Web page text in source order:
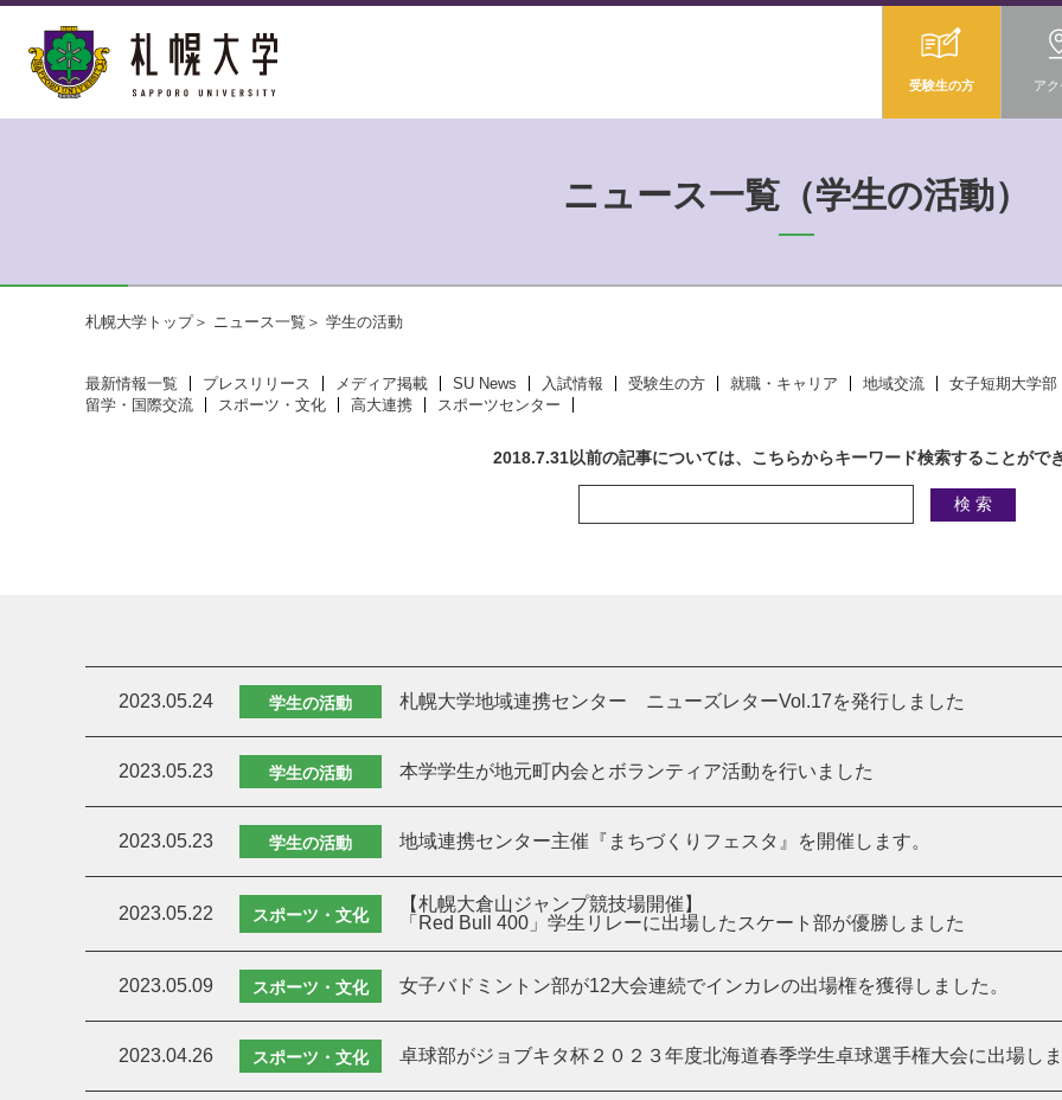
受験生の方 ア
ニュース一覧（学生の活動）
札幌大学トップ ニュース一覧 学生の活動
最新情報一覧 プレスリリース メディア掲載 SU News 入試情報 受験生の方 就職・キャリア 地域交流
女子短期大学部
留学・国際交流
スポーツ・文化 高大連携 スポーツセンター
2018.7.31以前の記事については、こちらからキーワード検索することがで
2023.05.24 学生の活動 札幌大学地域連携センター ニューズレターVol.17を発行しました
2023.05.23 学生の活動 本学学生が地元町内会とボランティア活動を行いました
2023.05.23 学生の活動 地域連携センター主催『まちづくりフェスタ』を開催します。
2023.05.22 スポーツ・文化
【札幌大倉山ジャンプ競技場開催】
「Red Bull 400」学生リレーに出場したスケート部が優勝しました
2023.05.09 スポーツ・文化 女子バドミントン部が12大会連続でインカレの出場権を獲得しました。
2023.04.26 スポーツ・文化 卓球部がジョブキタ杯２０２３年度北海道春季学生卓球選手権大会に出場し